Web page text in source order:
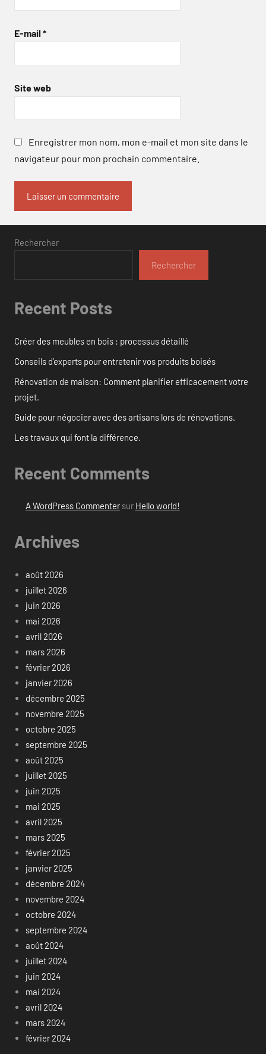
E-mail *
Site web
Enregistrer mon nom, mon e-mail et mon site dans le
navigateur pour mon prochain commentaire.
Rechercher
Rechercher
Recent Posts
Créer des meubles en bois : processus détaillé
Conseils d’experts pour entretenir vos produits boisés
Rénovation de maison: Comment planifier efficacement votre
projet.
Guide pour négocier avec des artisans lors de rénovations.
Les travaux qui font la différence.
Recent Comments
A WordPress Commentersur Hello world!
Archives
août 2026
juillet 2026
juin 2026
mai 2026
avril 2026
mars 2026
février 2026
janvier 2026
décembre 2025
novembre 2025
octobre 2025
septembre 2025
août 2025
juillet 2025
juin 2025
mai 2025
avril 2025
mars 2025
février 2025
janvier 2025
décembre 2024
novembre 2024
octobre 2024
septembre 2024
août 2024
juillet 2024
juin 2024
mai 2024
avril 2024
mars 2024
février 2024